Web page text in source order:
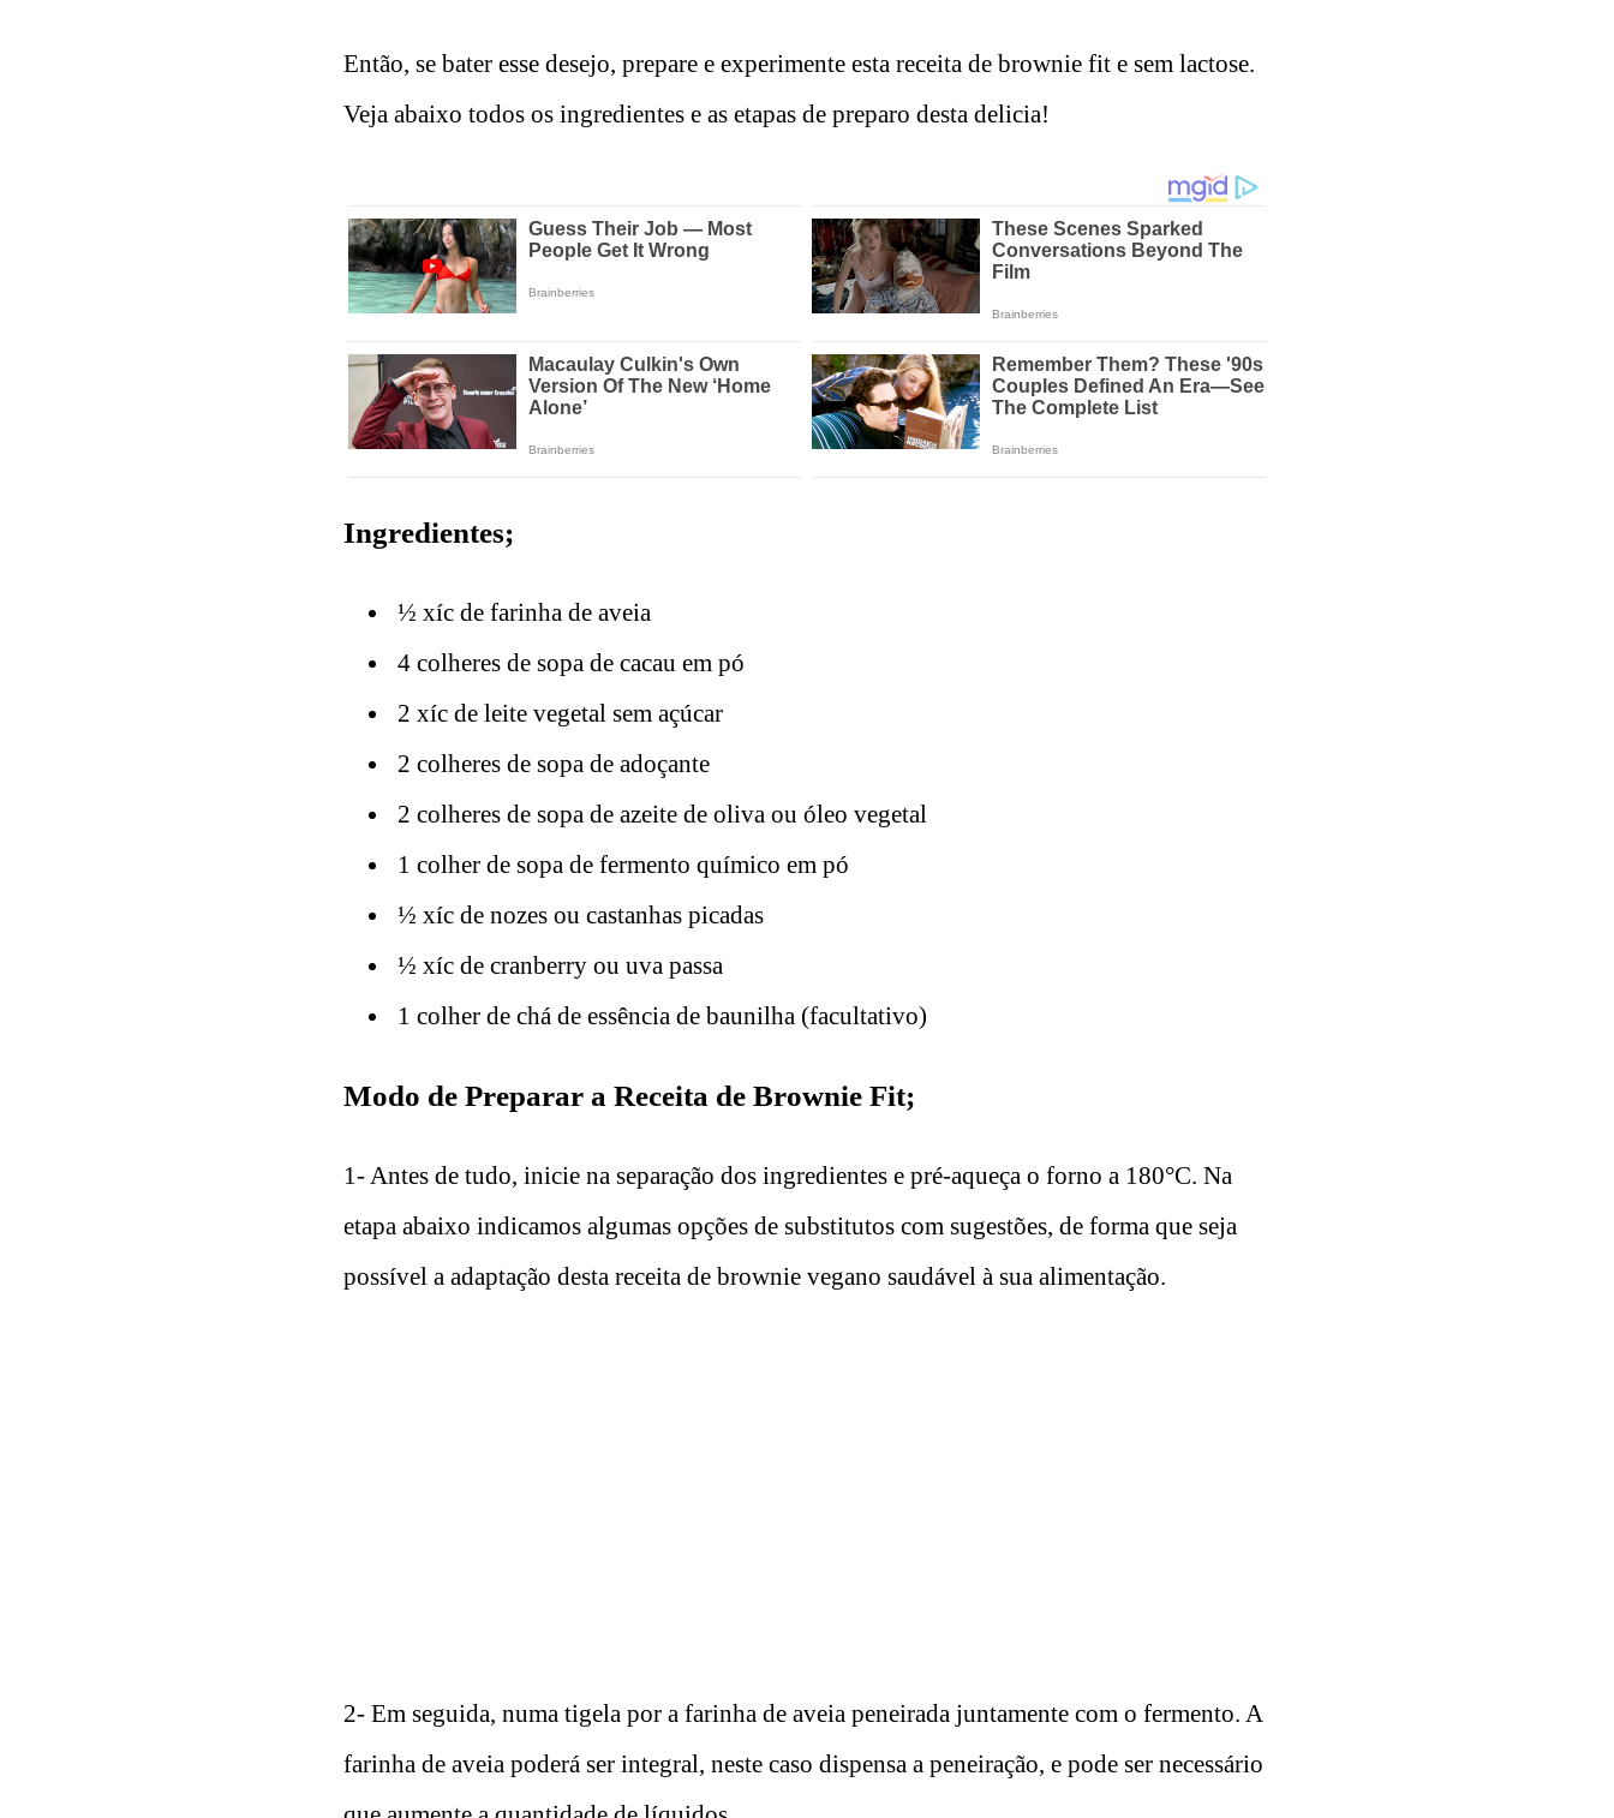
Então, se bater esse desejo, prepare e experimente esta receita de brownie fit e sem lactose.
Veja abaixo todos os ingredientes e as etapas de preparo desta delicia!
Ingredientes;
½ xíc de farinha de aveia
4 colheres de sopa de cacau em pó
2 xíc de leite vegetal sem açúcar
2 colheres de sopa de adoçante
2 colheres de sopa de azeite de oliva ou óleo vegetal
1 colher de sopa de fermento químico em pó
½ xíc de nozes ou castanhas picadas
½ xíc de cranberry ou uva passa
1 colher de chá de essência de baunilha (facultativo)
Modo de Preparar a Receita de Brownie Fit;
1- Antes de tudo, inicie na separação dos ingredientes e pré-aqueça o forno a 180°C. Na
etapa abaixo indicamos algumas opções de substitutos com sugestões, de forma que seja
possível a adaptação desta receita de brownie vegano saudável à sua alimentação.
2- Em seguida, numa tigela por a farinha de aveia peneirada juntamente com o fermento. A
farinha de aveia poderá ser integral, neste caso dispensa a peneiração, e pode ser necessário